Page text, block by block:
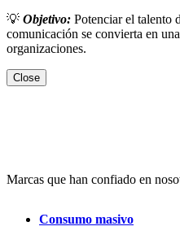
💡 Objetivo: Potenciar el talento
comunicación se convierta en
organizaciones.
Close
Marcas que han confiado en
Consumo masivo